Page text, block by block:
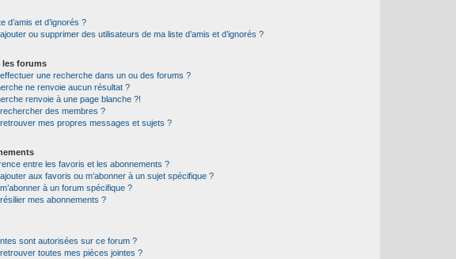
d’amis et d’ignorés ?
ou supprimer des utilisateurs de ma liste d’amis et d’ignorés ?
les forums
une recherche dans un ou des forums ?
ne renvoie aucun résultat ?
renvoie à une page blanche ?!
des membres ?
mes propres messages et sujets ?
entre les favoris et les abonnements ?
aux favoris ou m’abonner à un sujet spécifique ?
à un forum spécifique ?
mes abonnements ?
sont autorisées sur ce forum ?
toutes mes pièces jointes ?